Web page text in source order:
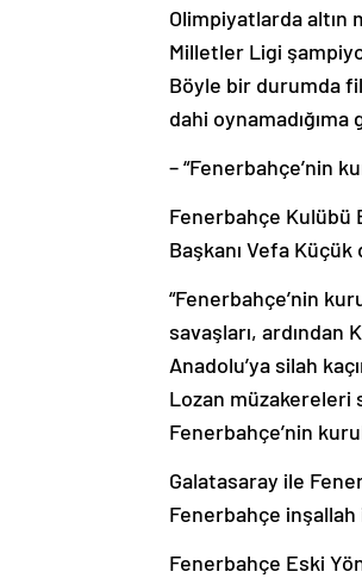
Olimpiyatlarda altın
Milletler Ligi
Böyle bir durumda
dahi
– “Fenerbahçe’nin
Fenerbahçe Kulübü
Başkanı Vefa
“Fenerbahçe’nin
savaşları, ardından
Anadolu’ya silah
Lozan müzakereleri
Fenerbahçe’nin
Galatasaray ile
Fenerbahçe
Fenerbahçe Eski